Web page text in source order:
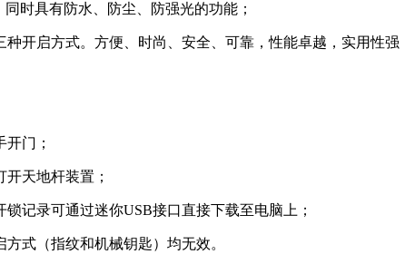
时具有防水、防尘、防强光的功能；
开启方式。方便、时尚、安全、可靠，性能卓越，实用性强
门；
天地杆装置；
记录可通过迷你USB接口直接下载至电脑上；
式（指纹和机械钥匙）均无效。